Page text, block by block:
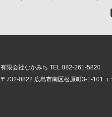
有限会社なかみち TEL:082-261-5820
〒732-0822 広島市南区松原町3-1-101